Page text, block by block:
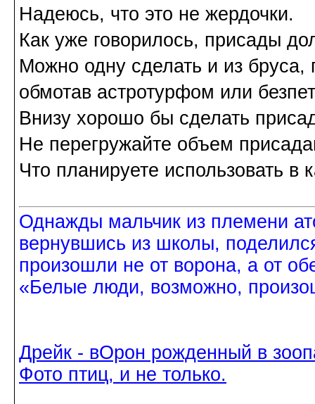
Надеюсь, что это не жердочки.
Как уже говорилось, присады
Можно одну сделать и из
обмотав астротурфом или
Внизу хорошо бы сделать
Не перегружайте объем
Что планируете использовать в
Однажды мальчик из племени
вернувшись из школы,
произошли не от ворона, а от
«Белые люди, возможно,
Дрейк - вОрон рожденный в
Фото птиц, и не только.